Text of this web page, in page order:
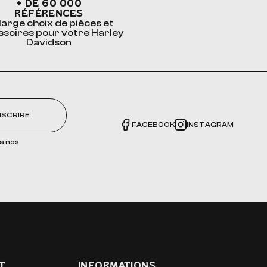
+ DE 60 000
RÉFÉRENCES
choix de pièces et
pour votre Harley
Davidson
nos
FACEBOOK INSTAGRAM